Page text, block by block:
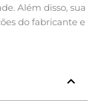
Além disso, sua
do fabricante e